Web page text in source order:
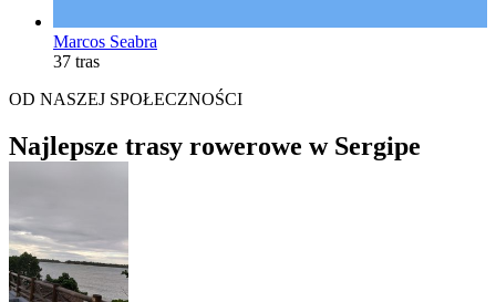
Marcos Seabra
37 tras
OD NASZEJ SPOŁECZNOŚCI
Najlepsze trasy rowerowe w Sergipe